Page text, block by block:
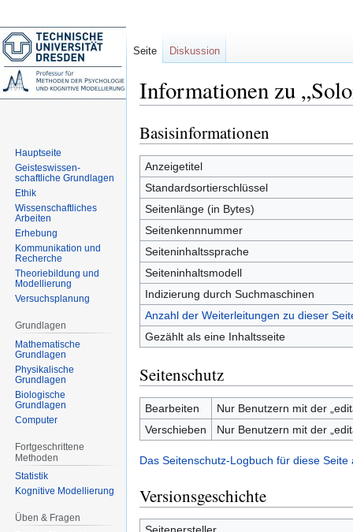
Informationen zu
Zur
Navigation
springen
Zur
Suche
springen
Basisinformationen
Anzeigetitel
Standardsortierschlüssel
Seitenlänge (in Bytes)
Seitenkennnummer
Seiteninhaltssprache
Seiteninhaltsmodell
Indizierung durch Suchmaschinen
Anzahl der Weiterleitungen zu dieser
Gezählt als eine Inhaltsseite
Seitenschutz
Bearbeiten
Nur Benutzern mit der
Verschieben
Nur Benutzern mit der
Das Seitenschutz-Logbuch für diese Seite
Versionsgeschichte
Seite Diskussion
Hauptseite
Geisteswissen-
schaftliche Grundlagen
Ethik
Wissenschaftliches
Arbeiten
Erhebung
Kommunikation und
Recherche
Theoriebildung und
Modellierung
Versuchsplanung
Grundlagen
Mathematische
Grundlagen
Physikalische
Grundlagen
Biologische
Grundlagen
Computer
Fortgeschrittene
Methoden
Statistik
Kognitive Modellierung
Üben & Fragen